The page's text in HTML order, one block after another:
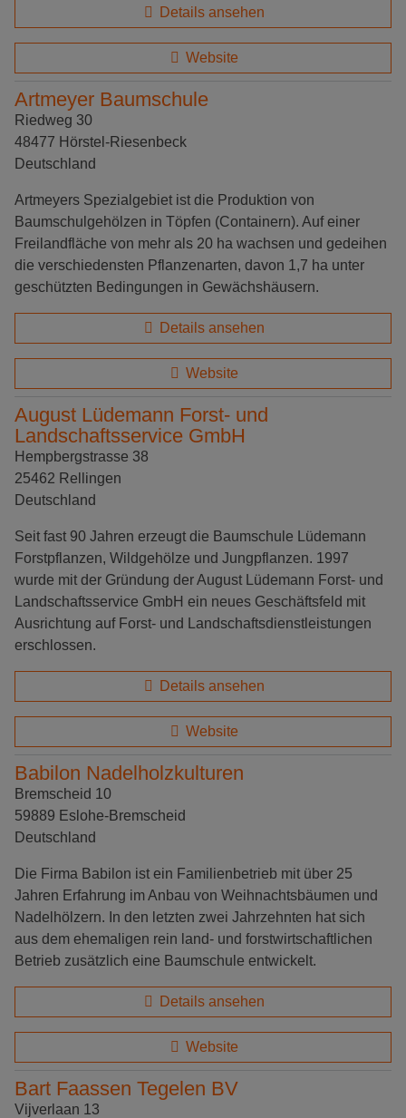
Details ansehen
Website
Artmeyer Baumschule
Riedweg 30
48477 Hörstel-Riesenbeck
Deutschland
Artmeyers Spezialgebiet ist die Produktion von
Baumschulgehölzen in Töpfen (Containern). Auf einer
Freilandfläche von mehr als 20 ha wachsen und gedeihen
die verschiedensten Pflanzenarten, davon 1,7 ha unter
geschützten Bedingungen in Gewächshäusern.
Details ansehen
Website
August Lüdemann Forst- und
Landschaftsservice GmbH
Hempbergstrasse 38
25462 Rellingen
Deutschland
Seit fast 90 Jahren erzeugt die Baumschule Lüdemann
Forstpflanzen, Wildgehölze und Jungpflanzen. 1997
wurde mit der Gründung der August Lüdemann Forst- und
Landschaftsservice GmbH ein neues Geschäftsfeld mit
Ausrichtung auf Forst- und Landschaftsdienstleistungen
erschlossen.
Details ansehen
Website
Babilon Nadelholzkulturen
Bremscheid 10
59889 Eslohe-Bremscheid
Deutschland
Die Firma Babilon ist ein Familienbetrieb mit über 25
Jahren Erfahrung im Anbau von Weihnachtsbäumen und
Nadelhölzern. In den letzten zwei Jahrzehnten hat sich
aus dem ehemaligen rein land- und forstwirtschaftlichen
Betrieb zusätzlich eine Baumschule entwickelt.
Details ansehen
Website
Bart Faassen Tegelen BV
Vijverlaan 13